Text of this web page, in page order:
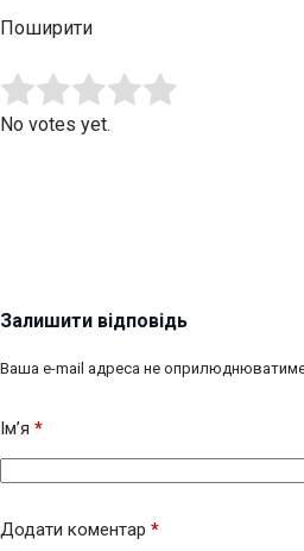
Поширити
Rate this item:
No votes yet.
Залишити відповідь
Ваша e-mail адреса не
Ім’я *
Додати коментар *